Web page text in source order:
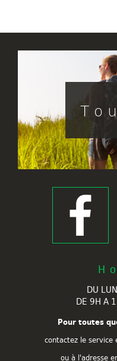
DU
DE 9H A
Pour toutes
contactez le service
ou à l'adresse